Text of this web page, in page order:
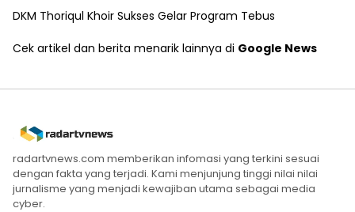
DKM Thoriqul Khoir Sukses Gelar Program Tebus
Cek artikel dan berita menarik lainnya di Google News
radartvnews.com memberikan infomasi yang terkini sesuai
dengan fakta yang terjadi. Kami menjunjung tinggi nilai nilai
jurnalisme yang menjadi kewajiban utama sebagai media
cyber.